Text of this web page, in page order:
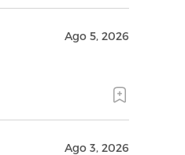
Ago 5, 2026
Ago 3, 2026